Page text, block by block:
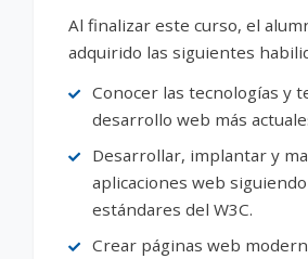
Al finalizar este curso, el
adquirido las siguientes
Conocer las tecnologías y
desarrollo web más
Desarrollar, implantar y
aplicaciones web
estándares del W3C.
Crear páginas web